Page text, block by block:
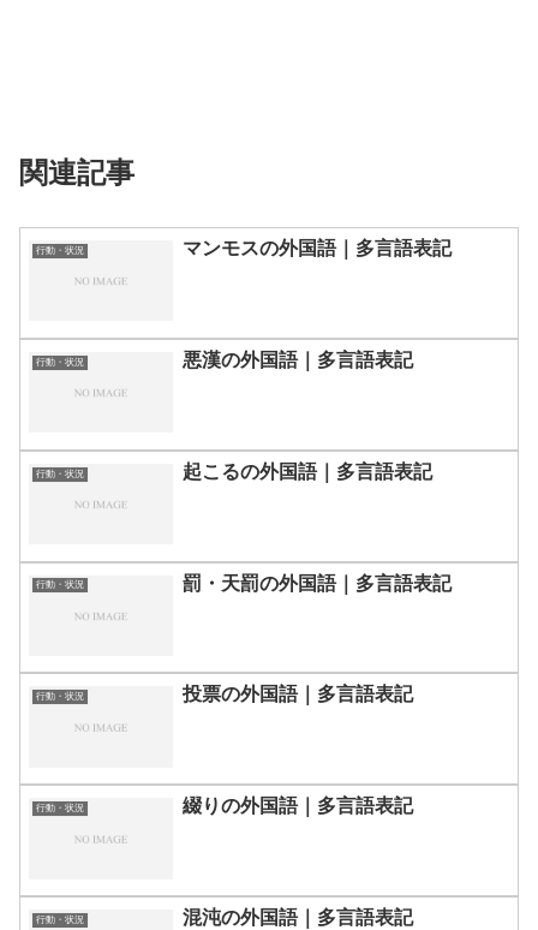
関連記事
行動・状況 マンモスの外国語｜多言語表記
行動・状況 悪漢の外国語｜多言語表記
行動・状況 起こるの外国語｜多言語表記
行動・状況 罰・天罰の外国語｜多言語表記
行動・状況 投票の外国語｜多言語表記
行動・状況 綴りの外国語｜多言語表記
行動・状況 混沌の外国語｜多言語表記